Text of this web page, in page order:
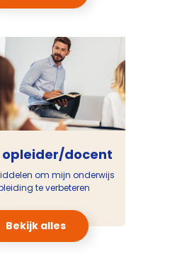
opleider/docent
om mijn onderwijs
te verbeteren
Bekijk alles